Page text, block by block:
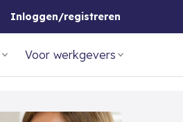
Inloggen/registreren
Voor werkgevers